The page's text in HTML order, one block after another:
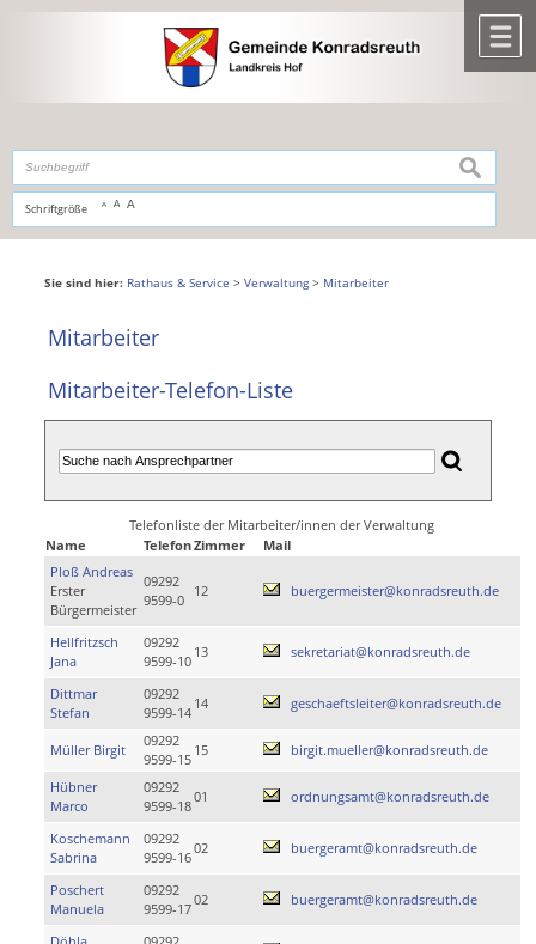
,zur Navigationoderzur Startseitespringen.
Schriftgröße A A A
suchen
Sie sind hier: Rathaus & Service > Verwaltung> Mitarbeiter
Mitarbeiter
Mitarbeiter-Telefon-Liste
Telefonliste der Mitarbeiter/innen der Verwaltung
Name
TelefonZimmer
Mail
Ploß Andreas
Erster
Bürgermeister
09292
9599-0
12 buergermeister@konradsreuth.de
Hellfritzsch
Jana
09292
9599-10
13 sekretariat@konradsreuth.de
Dittmar
Stefan
09292
9599-14
14 geschaeftsleiter@konradsreuth.de
Müller Birgit
09292
9599-15
15 birgit.mueller@konradsreuth.de
Hübner
Marco
09292
9599-18
01 ordnungsamt@konradsreuth.de
Koschemann
Sabrina
09292
9599-16
02 buergeramt@konradsreuth.de
Poschert
Manuela
09292
9599-17
02 buergeramt@konradsreuth.de